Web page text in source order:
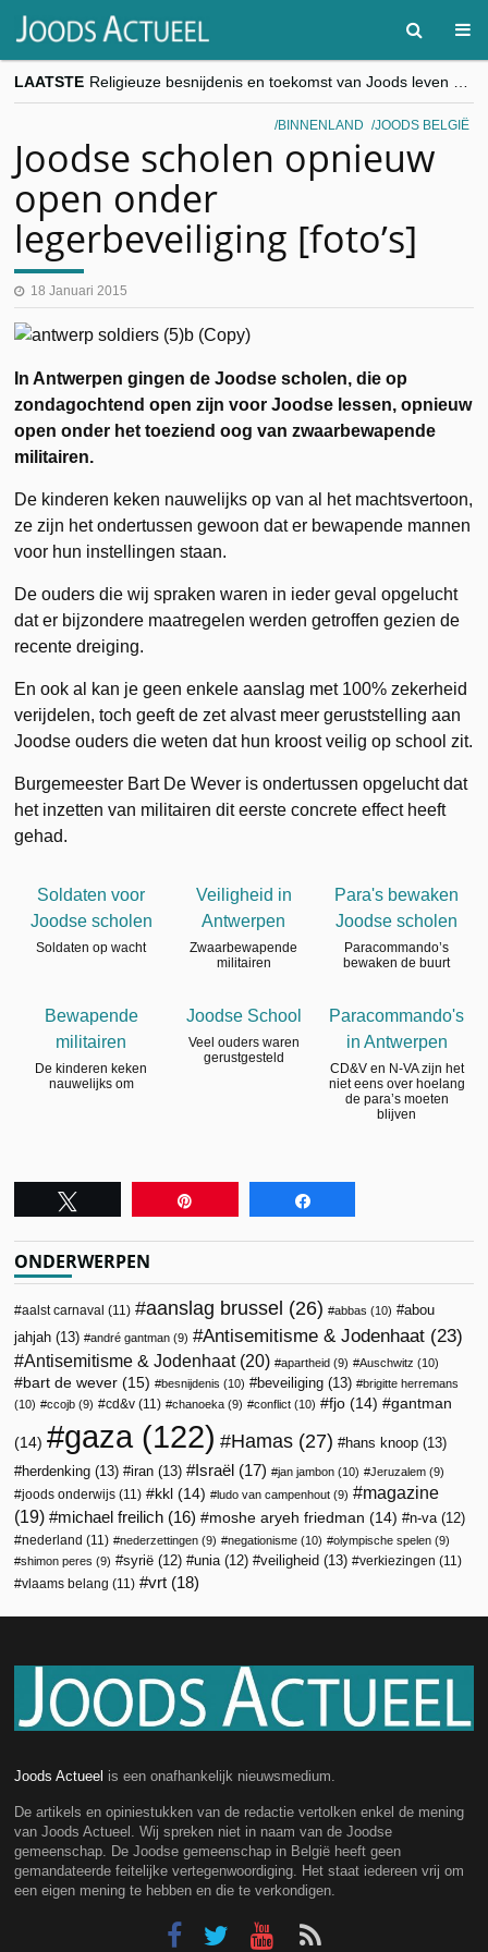
LAATSTE
“Besnijdenisdebat toont hoe moeilijk seculiere Westen minderheden begrijpt”, Jinnih Beels (Vooruit)
CITYTRIP | ROEMENIË – Boekarest: de verrassing van Oost-Europa
BINNENLAND JOODS BELGIË
Joodse scholen opnieuw
open onder
legerbeveiliging [foto’s]
18 Januari 2015
In Antwerpen gingen de Joodse scholen, die op
zondagochtend open zijn voor Joodse lessen, opnieuw
open onder het toeziend oog van zwaarbewapende
militairen.
De kinderen keken nauwelijks op van al het machtsvertoon,
ze zijn het ondertussen gewoon dat er bewapende mannen
voor hun instellingen staan.
De ouders die wij spraken waren in ieder geval opgelucht
dat er bijzondere maatregelen werden getroffen gezien de
recente dreiging.
En ook al kan je geen enkele aanslag met 100% zekerheid
verijdelen, toch geeft de zet alvast meer geruststelling aan
Joodse ouders die weten dat hun kroost veilig op school zit.
Burgemeester Bart De Wever is ondertussen opgelucht dat
het inzetten van militairen dit eerste concrete effect heeft
gehad.
Soldaten voor
Joodse scholen
Soldaten op wacht
Veiligheid in
Antwerpen
Zwaarbewapende
militairen
Para's bewaken
Joodse scholen
Paracommando’s
bewaken de buurt
Bewapende
militairen
De kinderen keken
nauwelijks om
Joodse School
Veel ouders waren
gerustgesteld
Paracommando's
in Antwerpen
CD&V en N-VA zijn het
niet eens over hoelang
de para’s moeten
blijven
ONDERWERPEN
aalst carnaval (11) aanslag brussel (26) abbas (10)
abou
jahjah (13) andré gantman (9) Antisemitisme & Jodenhaat (23)
Antisemitisme & Jodenhaat(20) apartheid (9) Auschwitz (10)
bart de wever (15) besnijdenis (10) beveiliging (13)
brigitte herremans
(10)
ccojb (9) cd&v (11) chanoeka (9) conflict (10) fjo (14) gantman
(14) gaza (122) Hamas (27) hans knoop (13)
herdenking (13) iran (13) Israël (17) jan jambon (10) Jeruzalem (9)
joods onderwijs (11) kkl (14) ludo van campenhout (9)
magazine
(19)
michael freilich (16) moshe aryeh friedman (14) n-va (12)
nederland (11) nederzettingen (9) negationisme (10) olympische spelen (9)
shimon peres (9) syrië (12) unia (12) veiligheid (13) verkiezingen (11)
vlaams belang (11) vrt (18)
Joods Actueel is een onafhankelijk nieuwsmedium.
De artikels en opiniestukken van de redactie vertolken enkel de mening
van Joods Actueel. Wij spreken niet in naam van de Joodse
gemeenschap. De Joodse gemeenschap in België heeft geen
gemandateerde feitelijke vertegenwoordiging. Het staat iedereen vrij om
een eigen mening te hebben en die te verkondigen.